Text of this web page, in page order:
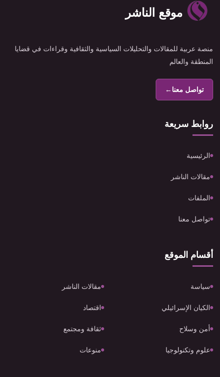
موقع الناشر
منصة عربية للمقالات والتحليلات السياسية والثقافية وقراءات في قضايا
المنطقة والعالم
تواصل معنا←
روابط سريعة
الرئيسية
مقالات الناشر
الملفات
تواصل معنا
أقسام الموقع
سياسة مقالات الناشر
الكيان الإسرائيلي اقتصاد
أمن وسلاح ثقافة ومجتمع
علوم وتكنولوجيا منوعات